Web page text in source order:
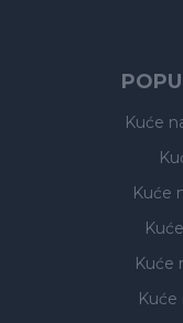
Kuće
Kuće
Kuće
Kuće